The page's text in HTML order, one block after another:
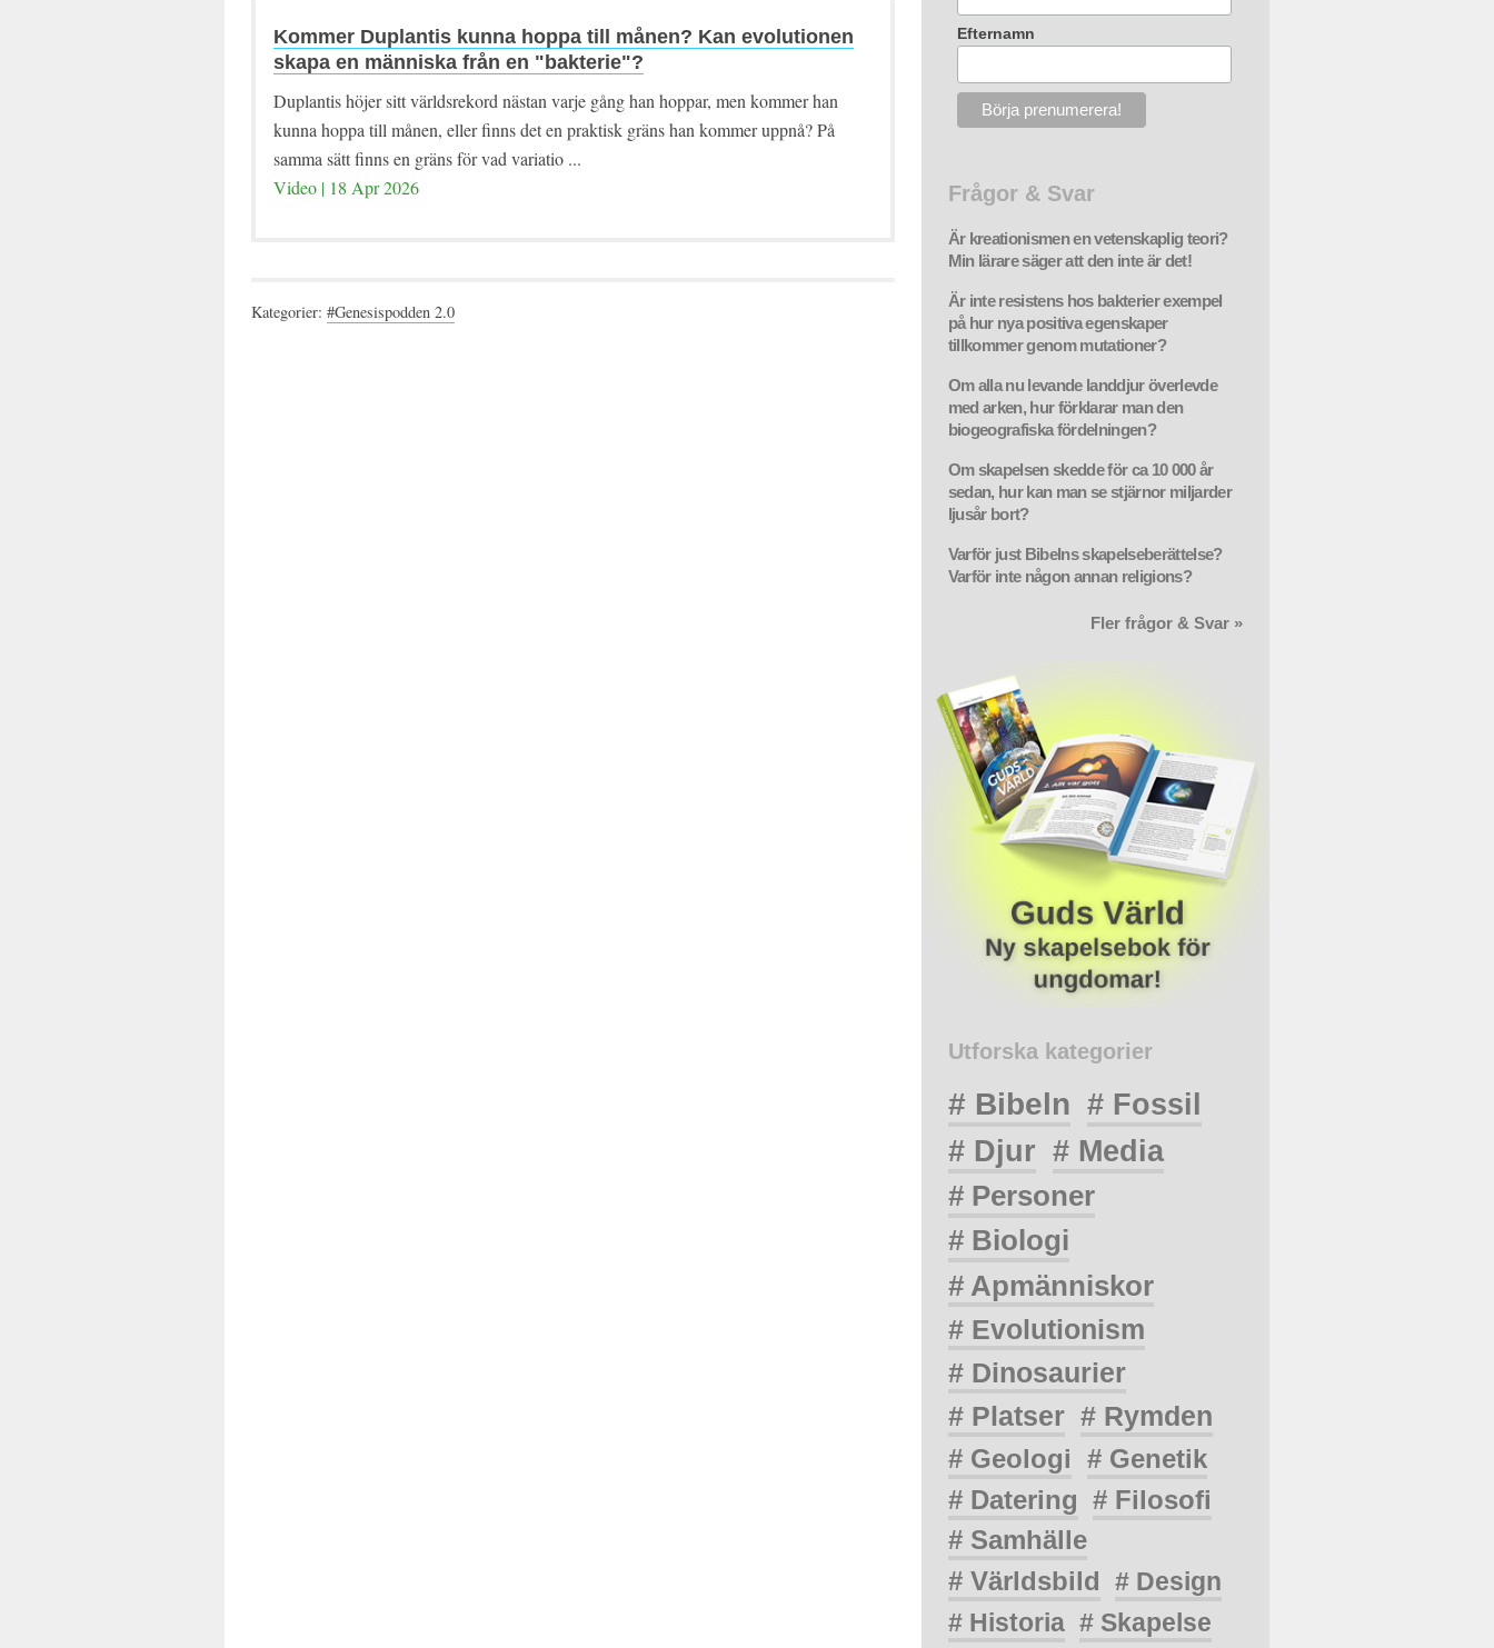
Kommer Duplantis kunna hoppa till månen? Kan evolutionen
skapa en människa från en "bakterie"?
Duplantis höjer sitt världsrekord nästan varje gång han hoppar, men kommer han
kunna hoppa till månen, eller finns det en praktisk gräns han kommer uppnå? På
samma sätt finns en gräns för vad variatio ...
Video | 18 Apr 2026
Kategorier: #Genesispodden 2.0
Efternamn
Frågor & Svar
Är kreationismen en vetenskaplig teori?
Min lärare säger att den inte är det!
Är inte resistens hos bakterier exempel
på hur nya positiva egenskaper
tillkommer genom mutationer?
Om alla nu levande landdjur överlevde
med arken, hur förklarar man den
biogeografiska fördelningen?
Om skapelsen skedde för ca 10 000 år
sedan, hur kan man se stjärnor miljarder
ljusår bort?
Varför just Bibelns skapelseberättelse?
Varför inte någon annan religions?
Fler frågor & Svar »
Utforska kategorier
# Bibeln # Fossil
# Djur # Media
# Personer
# Biologi
# Apmänniskor
# Evolutionism
# Dinosaurier
# Platser # Rymden
# Geologi # Genetik
# Datering # Filosofi
# Samhälle
# Världsbild # Design
# Historia # Skapelse